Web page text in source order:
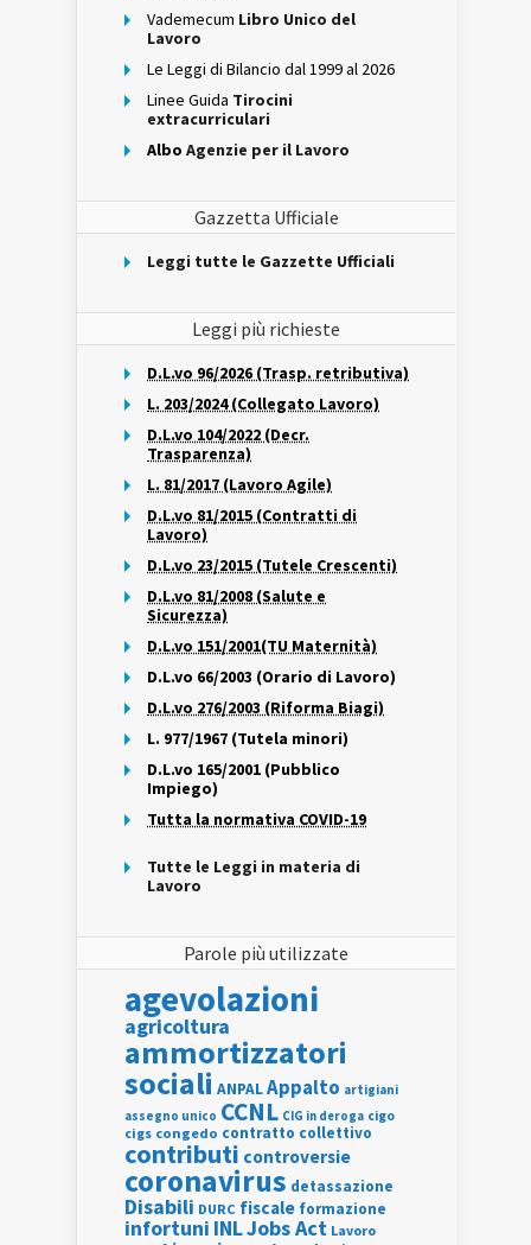
Vademecum Libro Unico del
Lavoro
Le Leggi di Bilancio dal 1999 al 2026
Linee Guida Tirocini
extracurriculari
Albo Agenzie per il Lavoro
Gazzetta Ufficiale
Leggi tutte le Gazzette Ufficiali
Leggi più richieste
D.L.vo 96/2026 (Trasp. retributiva)
L. 203/2024 (Collegato Lavoro)
D.L.vo 104/2022 (Decr.
Trasparenza)
L. 81/2017 (Lavoro Agile)
D.L.vo 81/2015 (Contratti di
Lavoro)
D.L.vo 23/2015 (Tutele Crescenti)
D.L.vo 81/2008 (Salute e
Sicurezza)
D.L.vo 151/2001(TU Maternità)
D.L.vo 66/2003 (Orario di Lavoro)
D.L.vo 276/2003 (Riforma Biagi)
L. 977/1967 (Tutela minori)
D.L.vo 165/2001 (Pubblico
Impiego)
Tutta la normativa COVID-19
Tutte le Leggi in materia di
Lavoro
Parole più utilizzate
agevolazioni
agricoltura
ammortizzatori
sociali ANPALAppalto artigiani
assegno unico CCNL CIG in deroga cigo
cigs congedo contratto collettivo
contributi controversie
coronavirus detassazione
Disabili DURC fiscale formazione
infortuni INLJobs Act Lavoro